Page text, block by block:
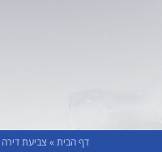
דף הבית» צביעת דירה